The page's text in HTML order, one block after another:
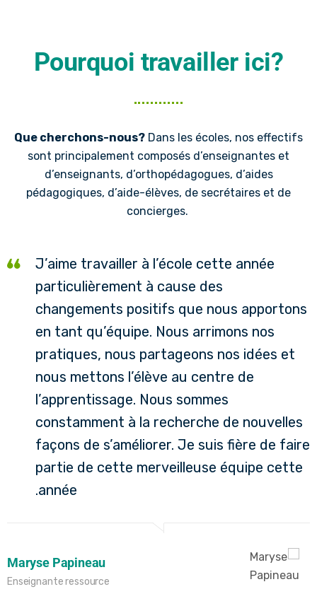
Pourquoi travailler ici?
Que cherchons-nous? Dans les écoles, nos effectifs
sont principalement composés d’enseignantes et
d’enseignants, d’orthopédagogues, d’aides
pédagogiques, d’aide-élèves, de secrétaires et de
concierges.
J’aime travailler à l’école cette année
particulièrement à cause des
changements positifs que nous apportons
en tant qu’équipe. Nous arrimons nos
pratiques, nous partageons nos idées et
nous mettons l’élève au centre de
l’apprentissage. Nous sommes
constamment à la recherche de nouvelles
façons de s’améliorer. Je suis fière de faire
partie de cette merveilleuse équipe cette
année.
Maryse Papineau
Enseignante ressource